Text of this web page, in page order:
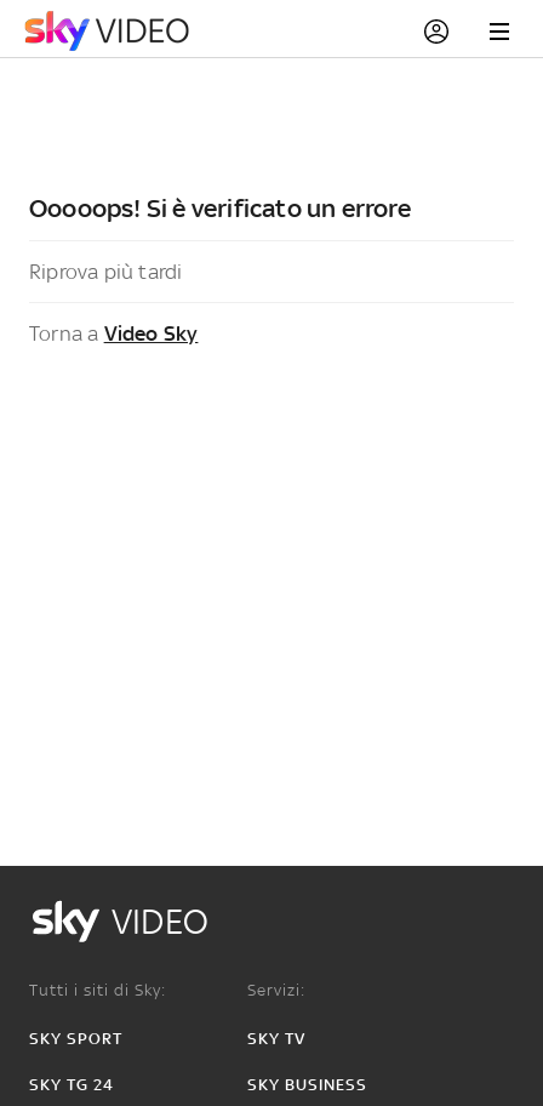
Ooooops! Si è verificato un errore
Riprova più tardi
Torna a Video Sky
VIDEO
Tutti i siti di Sky:
SKY SPORT
SKY TG 24
Servizi:
SKY TV
SKY BUSINESS